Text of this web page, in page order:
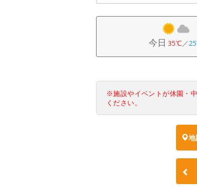
今日 35℃／
※施設やイベントが休園・
ください。